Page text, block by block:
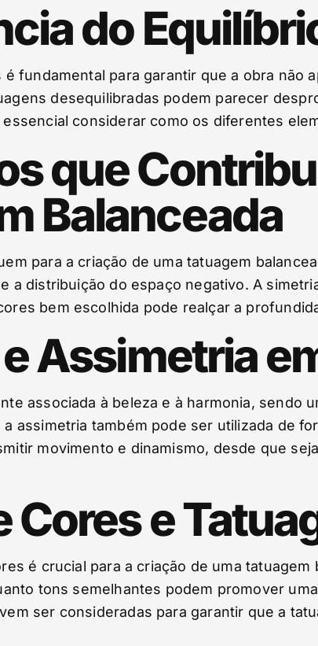
do
fundamental para garantir que a obra não
desequilibradas podem parecer
considerar como os diferentes
que
Balanceada
para a criação de uma tatuagem
a distribuição do espaço negativo. A
bem escolhida pode realçar a
Assimetria
associada à beleza e à harmonia, sendo
assimetria também pode ser utilizada de
movimento e dinamismo, desde que
Cores e
é crucial para a criação de uma
tons semelhantes podem promover
ser consideradas para garantir que a